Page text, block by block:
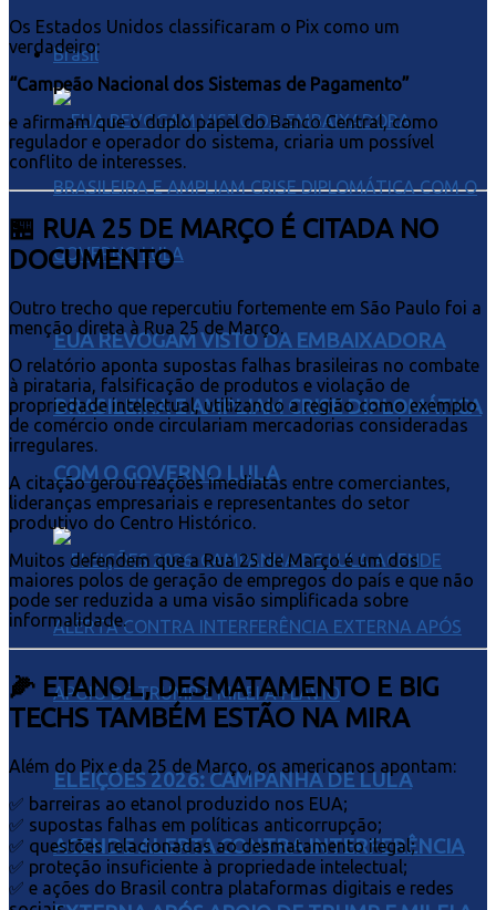
Brasil
EUA REVOGAM VISTO DA EMBAIXADORA
BRASILEIRA E AMPLIAM CRISE DIPLOMÁTICA
COM O GOVERNO LULA
ELEIÇÕES 2026: CAMPANHA DE LULA
ACENDE ALERTA CONTRA INTERFERÊNCIA
Os Estados Unidos classificaram o Pix como um
verdadeiro:
“Campeão Nacional dos Sistemas de Pagamento”
e afirmam que o duplo papel do Banco Central, como
regulador e operador do sistema, criaria um possível
conflito de interesses.
🏪 RUA 25 DE MARÇO É CITADA NO
DOCUMENTO
Outro trecho que repercutiu fortemente em São Paulo foi a
menção direta à Rua 25 de Março.
O relatório aponta supostas falhas brasileiras no combate
à pirataria, falsificação de produtos e violação de
propriedade intelectual, utilizando a região como exemplo
de comércio onde circulariam mercadorias consideradas
irregulares.
A citação gerou reações imediatas entre comerciantes,
lideranças empresariais e representantes do setor
produtivo do Centro Histórico.
Muitos defendem que a Rua 25 de Março é um dos
maiores polos de geração de empregos do país e que não
pode ser reduzida a uma visão simplificada sobre
informalidade.
🌽 ETANOL, DESMATAMENTO E BIG
TECHS TAMBÉM ESTÃO NA MIRA
Além do Pix e da 25 de Março, os americanos apontam:
✅ barreiras ao etanol produzido nos EUA;
✅ supostas falhas em políticas anticorrupção;
✅ questões relacionadas ao desmatamento ilegal;
✅ proteção insuficiente à propriedade intelectual;
✅ e ações do Brasil contra plataformas digitais e redes